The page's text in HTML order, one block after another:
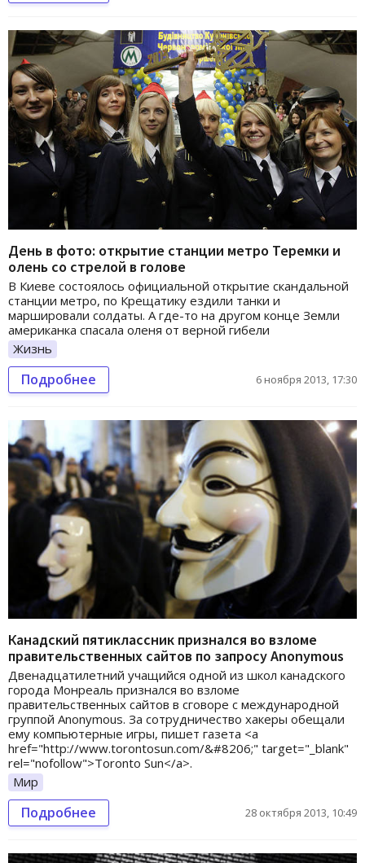
День в фото: открытие станции метро Теремки и
олень со стрелой в голове
В Киеве состоялось официальной открытие скандальной
станции метро, по Крещатику ездили танки и
маршировали солдаты. А где-то на другом конце Земли
американка спасала оленя от верной гибели
Жизнь
Подробнее 6 ноября 2013, 17:30
Канадский пятиклассник признался во взломе
правительственных сайтов по запросу Anonymous
Двенадцатилетний учащийся одной из школ канадского
города Монреаль признался во взломе
правительственных сайтов в сговоре с международной
группой Anonymous. За сотрудничество хакеры обещали
ему компьютерные игры, пишет газета <a
href="http://www.torontosun.com/&#8206;" target="_blank"
rel="nofollow">Toronto Sun</a>.
Мир
Подробнее 28 октября 2013, 10:49